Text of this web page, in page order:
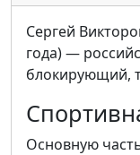
Сергей
года) —
блокирующий,
Основную